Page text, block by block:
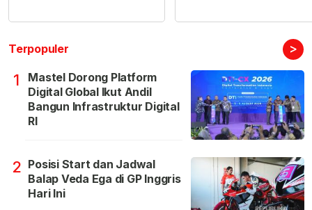
Terpopuler >
1
Mastel Dorong Platform
Digital Global Ikut Andil
Bangun Infrastruktur Digital
RI
2 Posisi Start dan Jadwal
Balap Veda Ega di GP Inggris
Hari Ini